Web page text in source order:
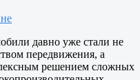
давно уже стали не
передвижения, а
решением сложных